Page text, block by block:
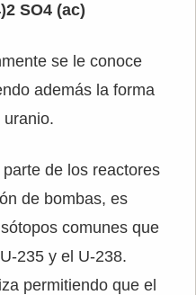
SO4 (ac)
se le conoce
además la forma
uranio.
de los reactores
de bombas, es
comunes que
235 y el U-238.
permitiendo que el